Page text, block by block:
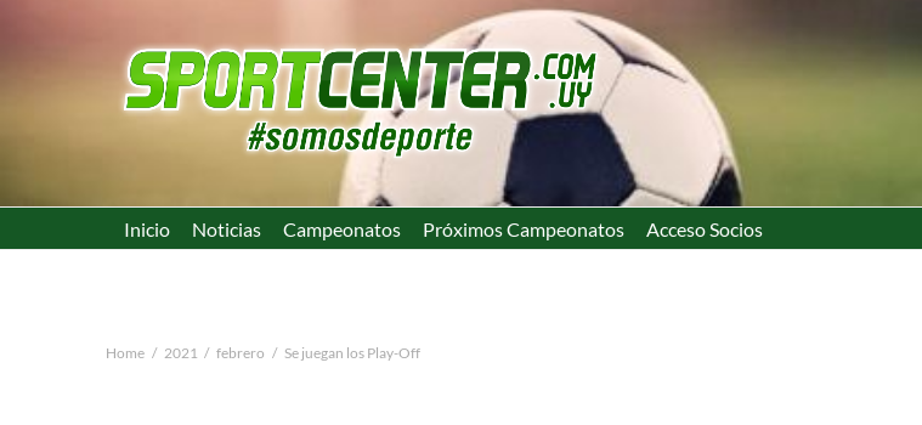
Inicio Noticias Campeonatos Próximos Campeonatos Acceso Socios
Home 2021 febrero Se juegan los Play-Off